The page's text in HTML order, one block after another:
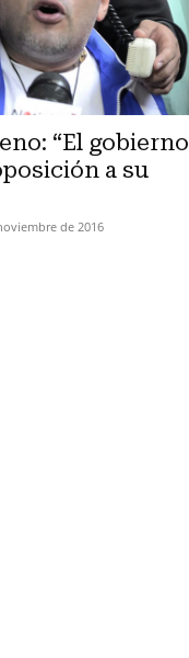
“El gobierno
a su
de 2016